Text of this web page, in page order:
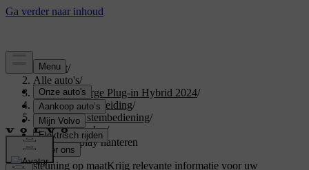
Support/
Alle auto's/
XC40 Recharge Plug-in Hybrid 2024/
Gebruikershandleiding/
Displays en stembediening/
Middendisplay/
Middendisplay hanteren
Ondersteuning op maatKrijg relevante informatie voor uw